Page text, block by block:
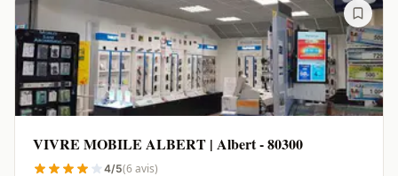
VIVRE MOBILE ALBERT | Albert - 80300
4/5(6 avis)